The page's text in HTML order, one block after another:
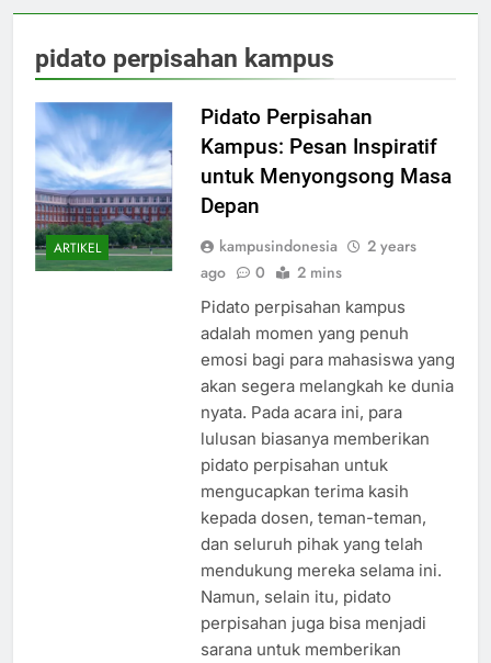
pidato perpisahan kampus
ARTIKEL
Pidato Perpisahan
Kampus: Pesan Inspiratif
untuk Menyongsong Masa
Depan
kampusindonesia
2 years
ago
0 2 mins
Pidato perpisahan kampus
adalah momen yang penuh
emosi bagi para mahasiswa yang
akan segera melangkah ke dunia
nyata. Pada acara ini, para
lulusan biasanya memberikan
pidato perpisahan untuk
mengucapkan terima kasih
kepada dosen, teman-teman,
dan seluruh pihak yang telah
mendukung mereka selama ini.
Namun, selain itu, pidato
perpisahan juga bisa menjadi
sarana untuk memberikan